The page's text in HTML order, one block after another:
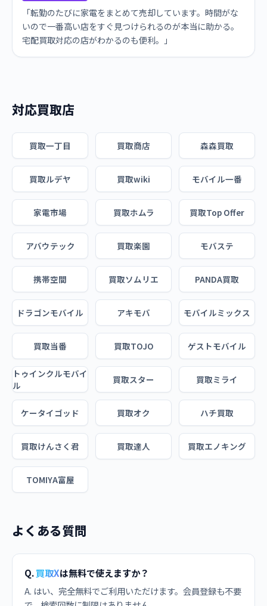
「転勤のたびに家電をまとめて売却しています。時間がな
いので一番高い店をすぐ見つけられるのが本当に助かる。
宅配買取対応の店がわかるのも便利。」
対応買取店
買取一丁目 買取商店 森森買取
買取ルデヤ 買取wiki モバイル一番
家電市場 買取ホムラ 買取Top Offer
アバウテック 買取楽園 モバステ
携帯空間 買取ソムリエ PANDA買取
ドラゴンモバイル アキモバ モバイルミックス
買取当番 買取TOJO ゲストモバイル
トゥインクルモバイ
ル
買取スター 買取ミライ
ケータイゴッド 買取オク ハチ買取
買取けんさく君 買取達人 買取エノキング
TOMIYA富屋
よくある質問
Q.買取Xは無料で使えますか？
A. はい、完全無料でご利用いただけます。会員登録も不要